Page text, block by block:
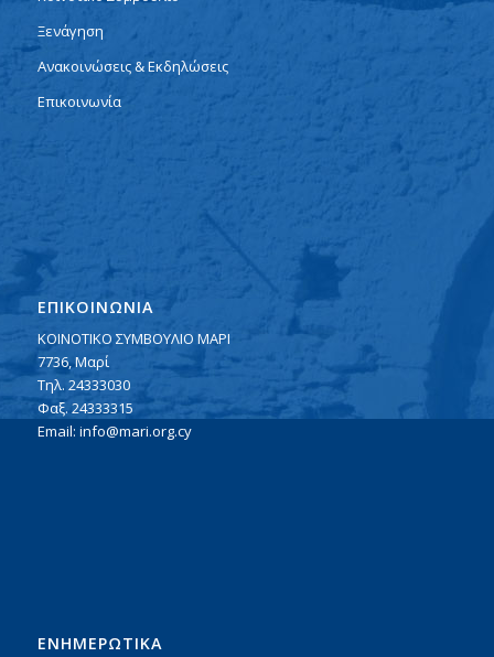
Ξενάγηση
Ανακοινώσεις & Εκδηλώσεις
Επικοινωνία
ΕΠΙΚΟΙΝΩΝΙΑ
ΚΟΙΝΟΤΙΚΟ ΣΥΜΒΟΥΛΙΟ ΜΑΡΙ
7736, Μαρί
Τηλ. 24333030
Φαξ. 24333315
Email: info@mari.org.cy
ΕΝΗΜΕΡΩΤΙΚΑ